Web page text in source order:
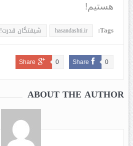
هستیم!
Tags:
hasandashti.ir شیفتگان قدرت!
Share 0
Share 0
ABOUT THE AUTHOR